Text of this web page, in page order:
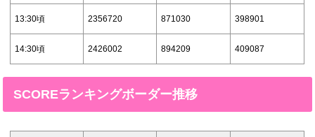
13:30頃 2356720 871030 398901
14:30頃 2426002 894209 409087
SCOREランキングボーダー推移